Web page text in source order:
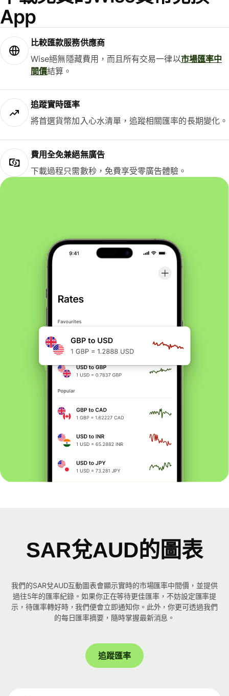
App
比較匯款服務供應商
Wise絕無隱藏費用，而且所有交易一律以市場匯率中
間價結算。
追蹤實時匯率
將首選貨幣加入心水清單，追蹤相關匯率的長期變化。
費用全免兼絕無廣告
下載過程只需數秒，免費享受零廣告體驗。
SAR兌AUD的圖表
我們的SAR兌AUD互動圖表會顯示實時的市場匯率中間價，並提供
過往5年的匯率紀錄。如果你正在等待更佳匯率，不妨設定匯率提
示，待匯率轉好時，我們便會立即通知你。此外，你更可透過我們
的每日匯率摘要，隨時掌握最新消息。
追蹤匯率